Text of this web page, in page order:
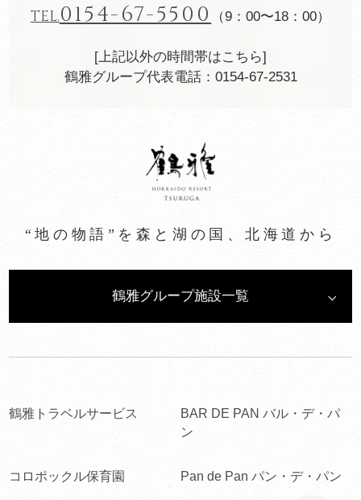
TEL.0154-67-5500 （9：00〜18：00）
[上記以外の時間帯はこちら]
鶴雅グループ代表電話：0154-67-2531
“地の物語”を森と湖の国、北海道から
鶴雅グループ施設一覧
鶴雅トラベルサービス
BAR DE PAN バル・デ・パ
ン
コロポックル保育園 Pan de Pan パン・デ・パン